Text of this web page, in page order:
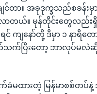
င်တာ။ အခုဒုက္ခသည်စခန်းမှ
လာတယ်။ မုန်တိုင်းတွေလည်း
ျနော်တို့ ဒီမှာ ၁ နာရီတော
တ်သက်ပြီးတော့ ဘာလုပ်မလဲ
ထားတဲ့ မြန်မာစစ်တပ်နဲ့